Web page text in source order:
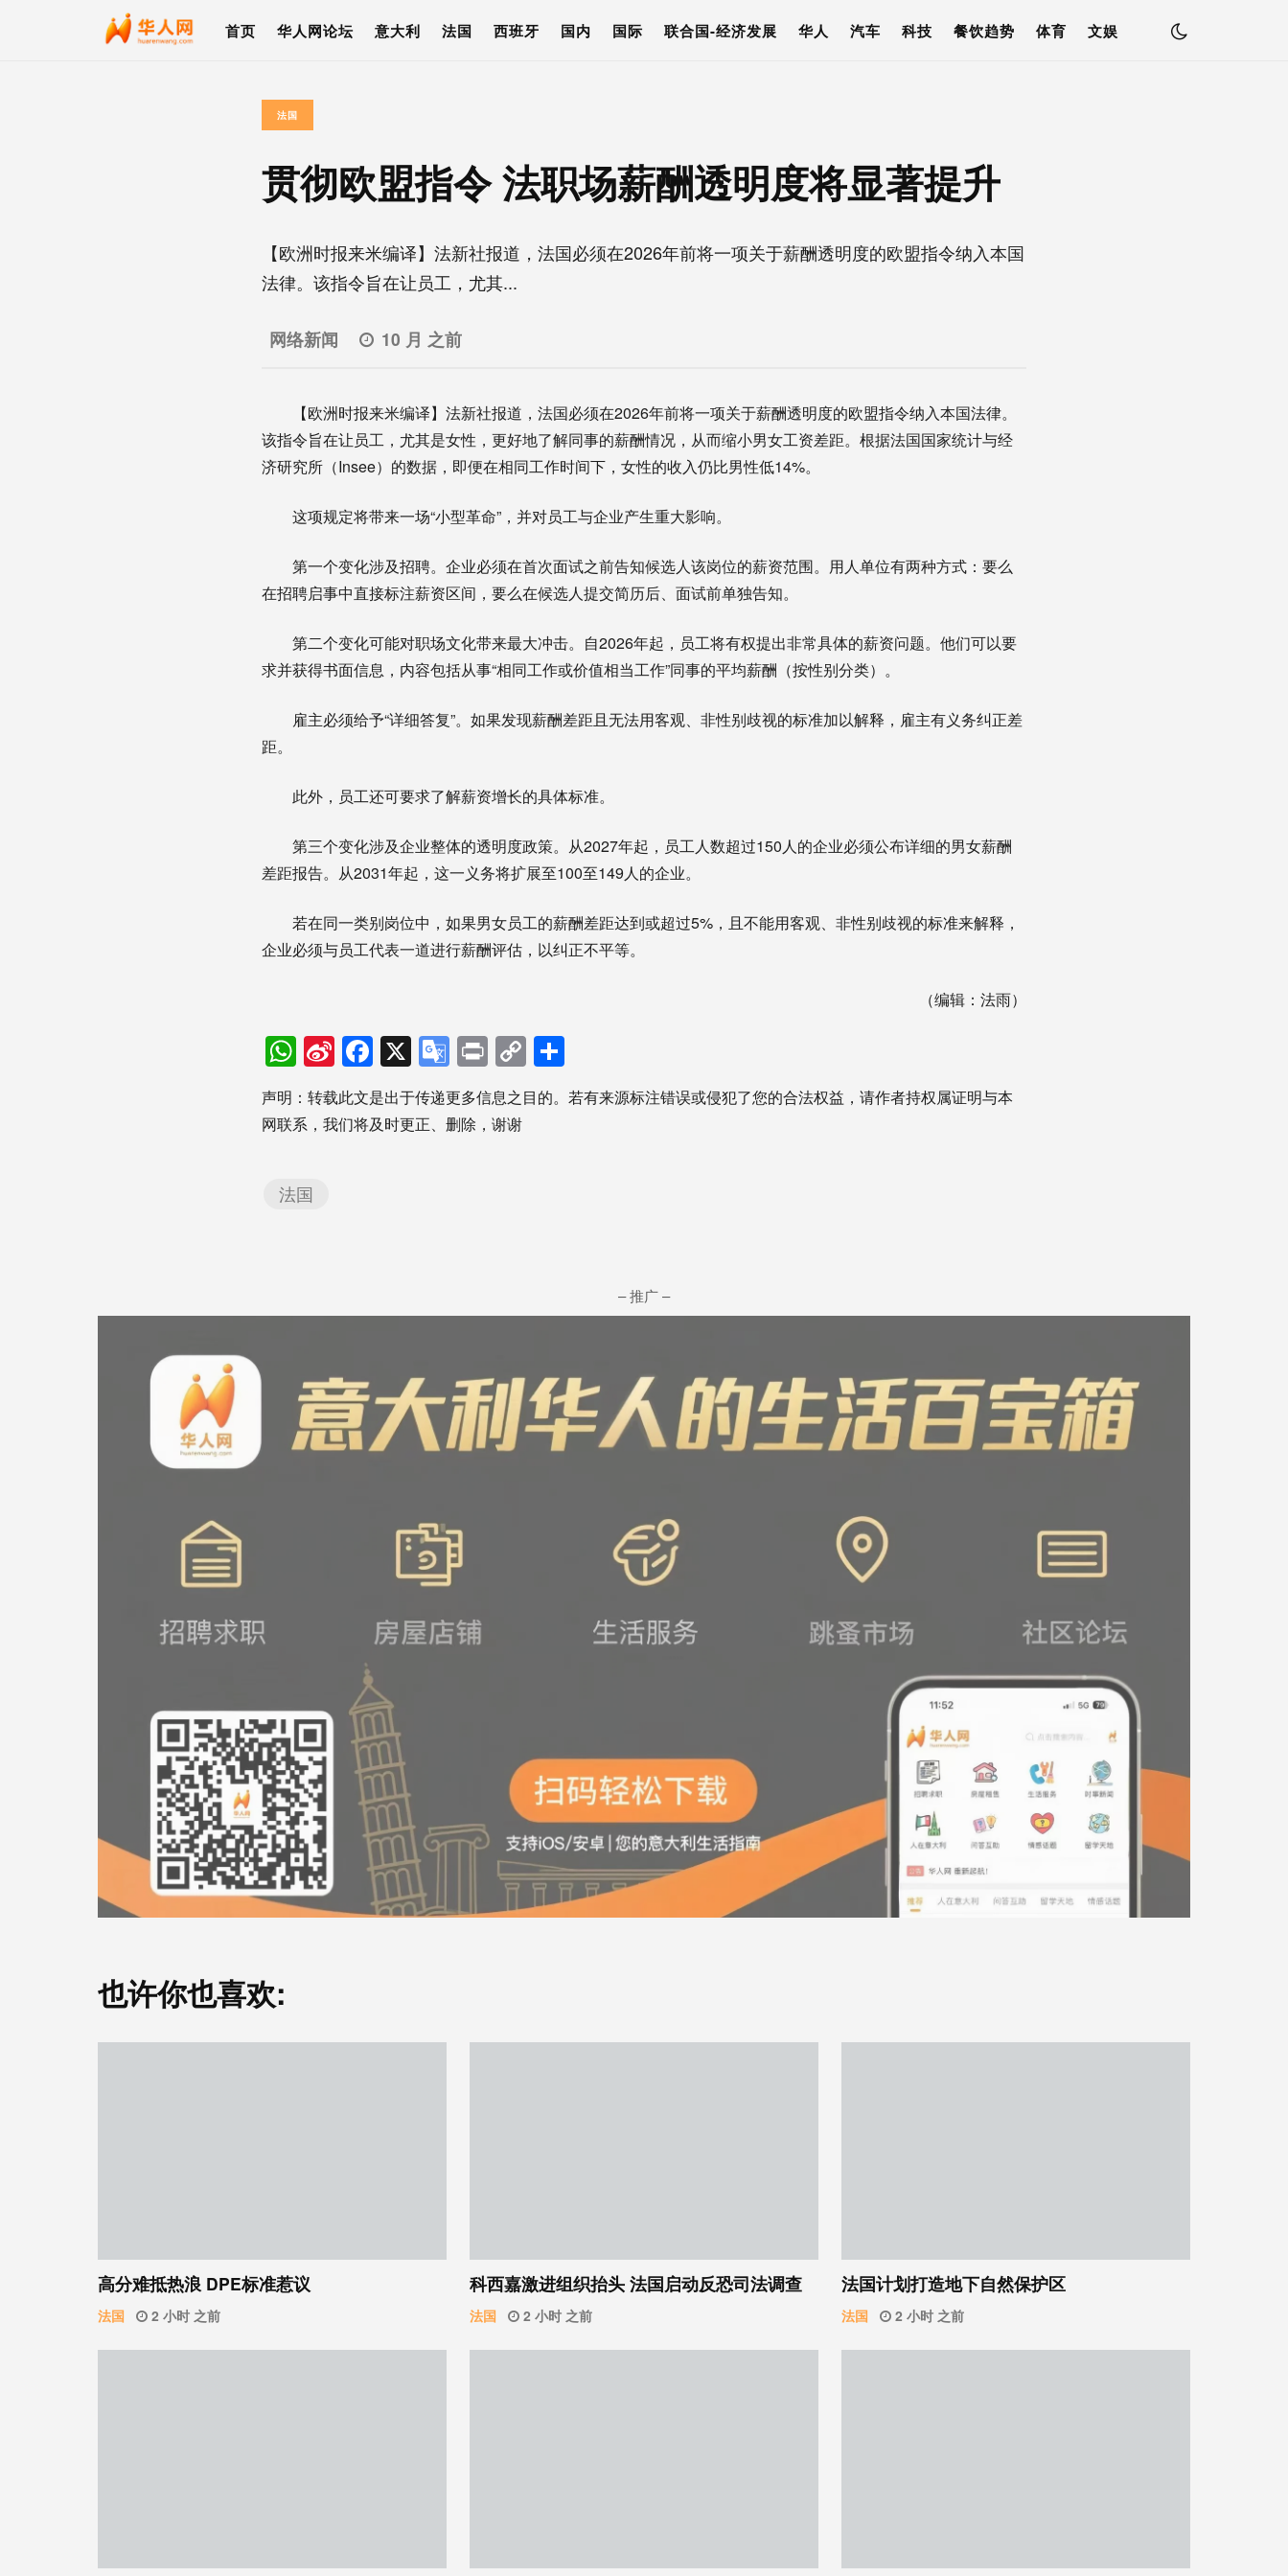
首页 华人网论坛 意大利 法国 西班牙 国内 国际 联合国-经济发展 华人 汽车 科技 餐饮趋势 体育 文娱
法国
贯彻欧盟指令 法职场薪酬透明度将显著提升
【欧洲时报来米编译】法新社报道，法国必须在2026年前将一项关于薪酬透明度的欧盟指令纳入本国
法律。该指令旨在让员工，尤其...
网络新闻 10 月 之前
【欧洲时报来米编译】法新社报道，法国必须在2026年前将一项关于薪酬透明度的欧盟指令纳入本国法律。
该指令旨在让员工，尤其是女性，更好地了解同事的薪酬情况，从而缩小男女工资差距。根据法国国家统计与经
济研究所（Insee）的数据，即便在相同工作时间下，女性的收入仍比男性低14%。
这项规定将带来一场“小型革命”，并对员工与企业产生重大影响。
第一个变化涉及招聘。企业必须在首次面试之前告知候选人该岗位的薪资范围。用人单位有两种方式：要么
在招聘启事中直接标注薪资区间，要么在候选人提交简历后、面试前单独告知。
第二个变化可能对职场文化带来最大冲击。自2026年起，员工将有权提出非常具体的薪资问题。他们可以要
求并获得书面信息，内容包括从事“相同工作或价值相当工作”同事的平均薪酬（按性别分类）。
雇主必须给予“详细答复”。如果发现薪酬差距且无法用客观、非性别歧视的标准加以解释，雇主有义务纠正差
距。
此外，员工还可要求了解薪资增长的具体标准。
第三个变化涉及企业整体的透明度政策。从2027年起，员工人数超过150人的企业必须公布详细的男女薪酬
差距报告。从2031年起，这一义务将扩展至100至149人的企业。
若在同一类别岗位中，如果男女员工的薪酬差距达到或超过5%，且不能用客观、非性别歧视的标准来解释，
企业必须与员工代表一道进行薪酬评估，以纠正不平等。
（编辑：法雨）
WhatsApp
Sina
Weibo
Facebook
X Google
Translate
PrintCopy
Link享
声明：转载此文是出于传递更多信息之目的。若有来源标注错误或侵犯了您的合法权益，请作者持权属证明与本
网联系，我们将及时更正、删除，谢谢
法国
– 推广 –
也许你也喜欢:
高分难抵热浪 DPE标准惹议
法国 2 小时 之前
科西嘉激进组织抬头 法国启动反恐司法调查
法国 2 小时 之前
法国计划打造地下自然保护区
法国 2 小时 之前